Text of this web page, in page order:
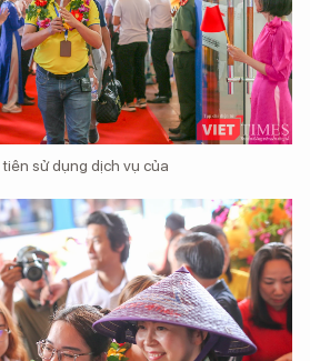
sử dụng dịch vụ của